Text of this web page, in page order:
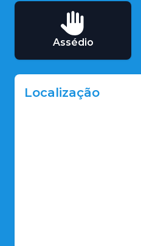
Assédio
Localização